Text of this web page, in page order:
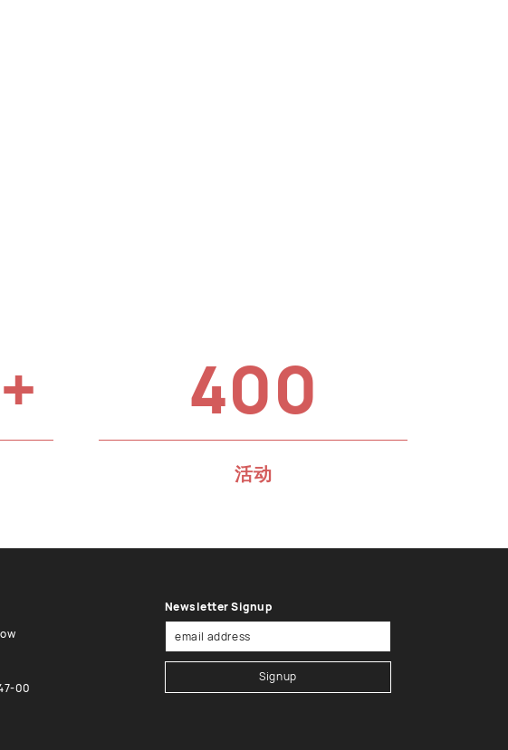
400
活动
00
Newsletter Signup
Signup